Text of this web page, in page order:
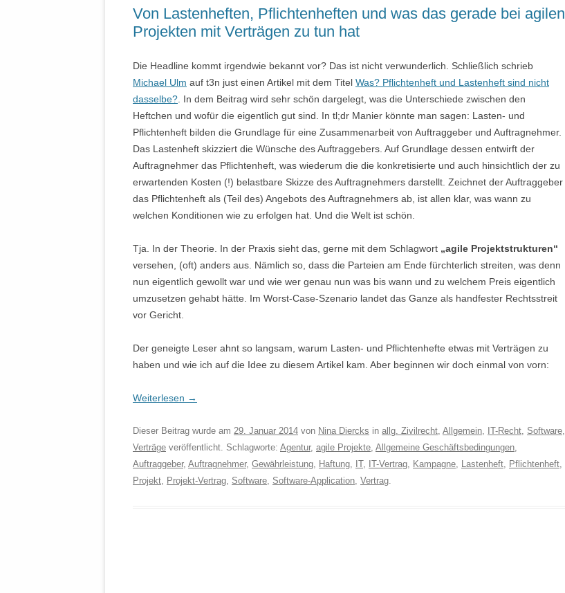
Von Lastenheften, Pflichtenheften und was das gerade bei agilen
Projekten mit Verträgen zu tun hat
Die Headline kommt irgendwie bekannt vor? Das ist nicht verwunderlich. Schließlich schrieb
Michael Ulm auf t3n just einen Artikel mit dem Titel Was? Pflichtenheft und Lastenheft sind nicht
dasselbe? . In dem Beitrag wird sehr schön dargelegt, was die Unterschiede zwischen den
Heftchen und wofür die eigentlich gut sind. In tl;dr Manier könnte man sagen: Lasten- und
Pflichtenheft bilden die Grundlage für eine Zusammenarbeit von Auftraggeber und Auftragnehmer.
Das Lastenheft skizziert die Wünsche des Auftraggebers. Auf Grundlage dessen entwirft der
Auftragnehmer das Pflichtenheft, was wiederum die die konkretisierte und auch hinsichtlich der zu
erwartenden Kosten (!) belastbare Skizze des Auftragnehmers darstellt. Zeichnet der Auftraggeber
das Pflichtenheft als (Teil des) Angebots des Auftragnehmers ab, ist allen klar, was wann zu
welchen Konditionen wie zu erfolgen hat. Und die Welt ist schön.
Tja. In der Theorie. In der Praxis sieht das, gerne mit dem Schlagwort „agile Projektstrukturen“
versehen, (oft) anders aus. Nämlich so, dass die Parteien am Ende fürchterlich streiten, was denn
nun eigentlich gewollt war und wie wer genau nun was bis wann und zu welchem Preis eigentlich
umzusetzen gehabt hätte. Im Worst-Case-Szenario landet das Ganze als handfester Rechtsstreit
vor Gericht.
Der geneigte Leser ahnt so langsam, warum Lasten- und Pflichtenhefte etwas mit Verträgen zu
haben und wie ich auf die Idee zu diesem Artikel kam. Aber beginnen wir doch einmal von vorn:
Weiterlesen →
Dieser Beitrag wurde am 29. Januar 2014 von Nina Diercks in allg. Zivilrecht, Allgemein, IT-Recht, Software,
Verträge veröffentlicht. Schlagworte: Agentur, agile Projekte, Allgemeine Geschäftsbedingungen,
Auftraggeber, Auftragnehmer, Gewährleistung, Haftung, IT, IT-Vertrag, Kampagne, Lastenheft, Pflichtenheft,
Projekt, Projekt-Vertrag, Software, Software-Application, Vertrag.